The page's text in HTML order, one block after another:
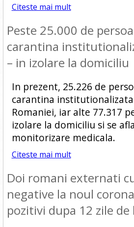
Citeste mai mult
Peste 25.000 de
carantina
– in izolare la domiciliu
In prezent, 25.226 de
carantina
Romaniei, iar alte 77.317
izolare la domiciliu si se
monitorizare medicala.
Citeste mai mult
Doi romani externati
negative la noul
pozitivi dupa 12 zile